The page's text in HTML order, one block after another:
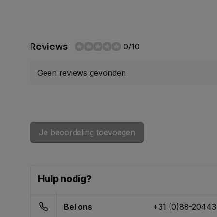
Reviews 0/10
Geen reviews gevonden
Je beoordeling toevoegen
Hulp nodig?
Bel ons +31 (0)88-